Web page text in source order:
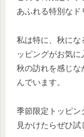
あふれる特別なド
私は特に、秋にな
ッピングがお気に
秋の訪れを感じな
んでいます。
季節限定トッピン
見かけたらぜひ試